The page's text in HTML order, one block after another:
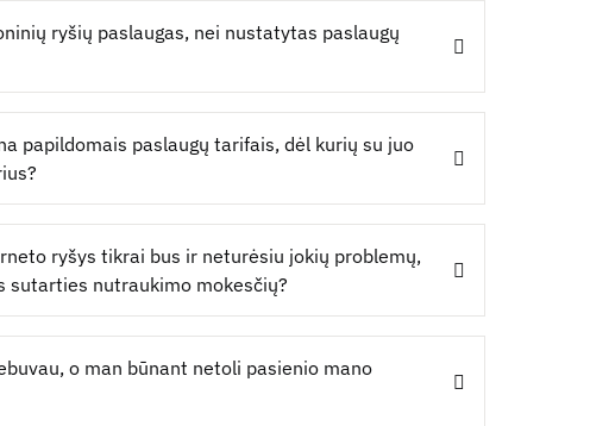
ryšių paslaugas, nei nustatytas paslaugų
papildomais paslaugų tarifais, dėl kurių su juo
ryšys tikrai bus ir neturėsiu jokių problemų,
sutarties nutraukimo mokesčių?
o man būnant netoli pasienio mano